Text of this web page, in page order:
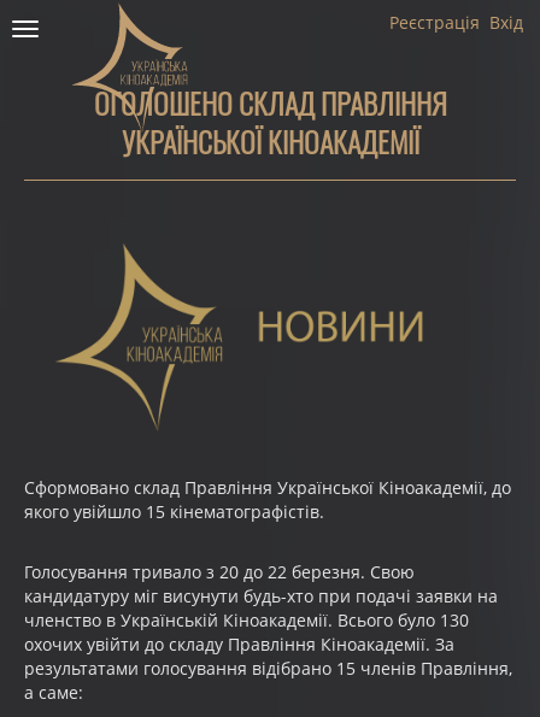
Toggle
navigation
Вхід
Реєстрація
ОГОЛОШЕНО СКЛАД ПРАВЛІННЯ
УКРАЇНСЬКОЇ КІНОАКАДЕМІЇ
Сформовано склад Правління Української Кіноакадемії, до
якого увійшло 15 кінематографістів.
Голосування тривало з 20 до 22 березня. Свою
кандидатуру міг висунути будь-хто при подачі заявки на
членство в Українській Кіноакадемії. Всього було 130
охочих увійти до складу Правління Кіноакадемії. За
результатами голосування відібрано 15 членів Правління,
а саме: